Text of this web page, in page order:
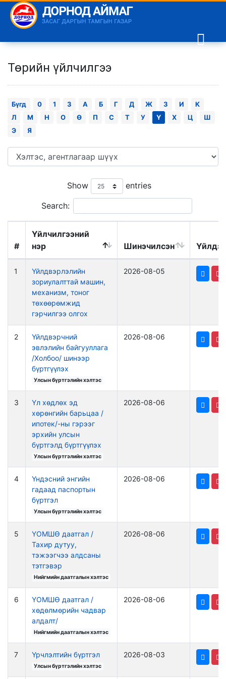
Төрийн үйлчилгээ
Бүгд 0 1 3 А Б Г Д Ж З И
К
Л
М Н О Ө П С Т У Ү Х Ц
Ш
Э
Я
Show entries
Search:
#
Үйлчилгээний
нэр
Шинэчилсэн
1
Үйлдвэрлэлийн
зориулалттай машин,
механизм, тоног
төхөөрөмжид
гэрчилгээ олгох
2026-08-05
2
Үйлдвэрчний
эвлэлийн байгууллага
/Холбоо/ шинээр
бүртгүүлэх
Улсын бүртгэлийн хэлтэс
2026-08-06
3
Үл хөдлөх эд
хөрөнгийн барьцаа /
ипотек/-ны гэрээг
эрхийн улсын
бүртгэлд бүртгүүлэх
Улсын бүртгэлийн хэлтэс
2026-08-06
4
Үндэсний энгийн
гадаад паспортын
бүртгэл
Улсын бүртгэлийн хэлтэс
2026-08-06
5
ҮОМШӨ даатгал /
Тахир дутуу,
тэжээгчээ алдсаны
тэтгэвэр
Нийгмийн даатгалын хэлтэс
2026-08-06
6
ҮОМШӨ даатгал /
хөдөлмөрийн чадвар
алдалт/
Нийгмийн даатгалын хэлтэс
2026-08-06
7 Үрчлэлтийн бүртгэл
Улсын бүртгэлийн хэлтэс
2026-08-03